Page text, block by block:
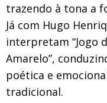
trazendo à tona a
Já com Hugo
interpretam “Jogo
Amarelo”,
poética e
tradicional.